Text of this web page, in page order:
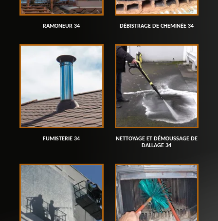
RAMONEUR 34 DÉBISTRAGE DE CHEMINÉE 34
FUMISTERIE 34
NETTOYAGE ET DÉMOUSSAGE DE
DALLAGE 34